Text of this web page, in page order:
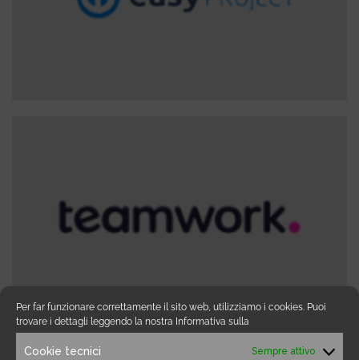
Per far funzionare correttamente il sito web, utilizziamo i cookies. Puoi
trovare i dettagli leggendo la nostra Informativa sulla
Cookie tecnici Sempre attivo